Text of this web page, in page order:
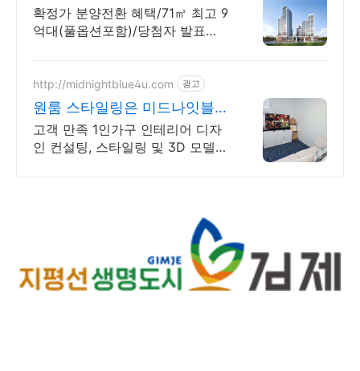
모니
확정가 분양전환 혜택/71㎡ 최고 9
억대(풀옵션포함)/당첨자 발표
http://midnightblue4u.com 광고
원룸 스타일링은 미드나잇블루
상담 시 스타일링 할인!
고객 만족 1인가구 인테리어 디자
인 컨설팅, 스타일링 및 3D 모델